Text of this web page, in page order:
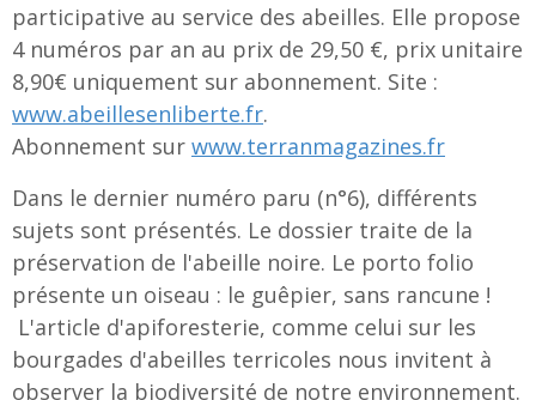
participative au service des abeilles. Elle propose
4 numéros par an au prix de 29,50 €, prix unitaire
8,90€ uniquement sur abonnement. Site :
www.abeillesenliberte.fr.
Abonnement sur www.terranmagazines.fr
Dans le dernier numéro paru (n°6), différents
sujets sont présentés. Le dossier traite de la
préservation de l'abeille noire. Le porto folio
présente un oiseau : le guêpier, sans rancune !
L'article d'apiforesterie, comme celui sur les
bourgades d'abeilles terricoles nous invitent à
observer la biodiversité de notre environnement.